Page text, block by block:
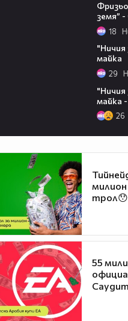
земя”
18
майка
29
майка
26
55